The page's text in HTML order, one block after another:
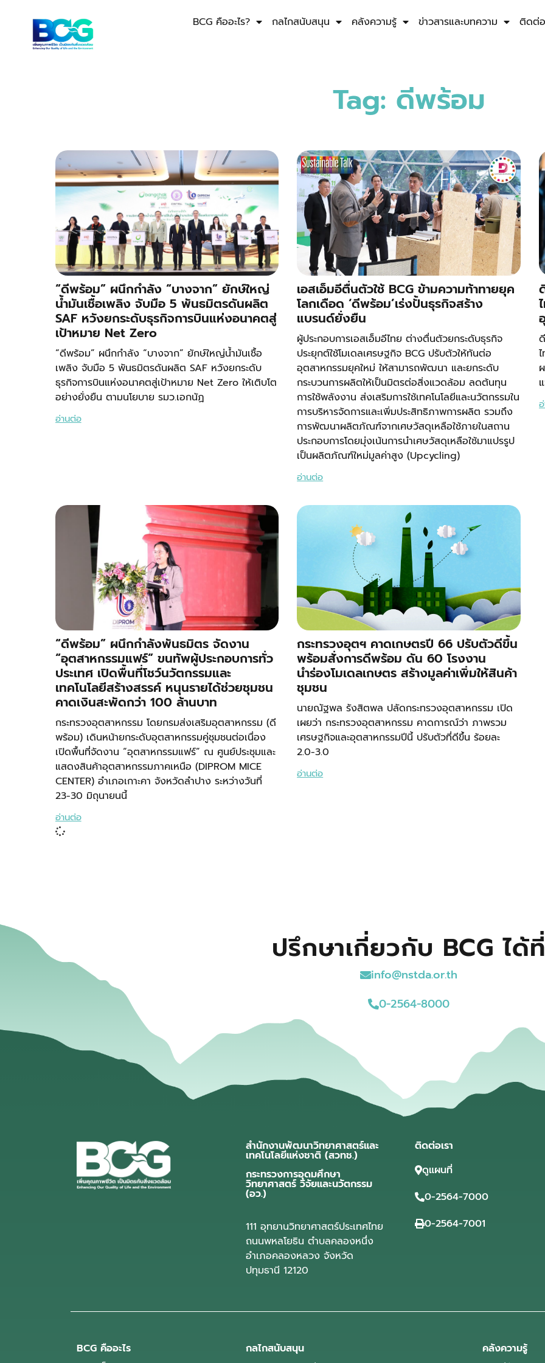
BCG คืออะไร? กลไกสนับสนุน คลังความรู้ ข่าวสารและบทความ ติดต่อ
Tag: ดีพร้อม
​“ดีพร้อม” ผนึกกำลัง “บางจาก” ยักษ์ใหญ่
น้ำมันเชื้อเพลิง จับมือ 5 พันธมิตรดันผลิต
SAF หวังยกระดับธุรกิจการบินแห่งอนาคตสู่
เป้าหมาย Net Zero
“ดีพร้อม” ผนึกกำลัง “บางจาก” ยักษ์ใหญ่น้ำมันเชื้อ
เพลิง จับมือ 5 พันธมิตรดันผลิต SAF หวังยกระดับ
ธุรกิจการบินแห่งอนาคตสู่เป้าหมาย Net Zero ให้เติบโต
อย่างยั่งยืน ตามนโยบาย รมว.เอกนัฏ
อ่านต่อ
เอสเอ็มอีตื่นตัวใช้ BCG ข้ามความท้าทายยุค
โลกเดือด ‘ดีพร้อม’เร่งปั้นธุรกิจสร้าง
แบรนด์ยั่งยืน
ผู้ประกอบการเอสเอ็มอีไทย ต่างตื่นตัวยกระดับธุรกิจ
ประยุกต์ใช้โมเดลเศรษฐกิจ BCG ปรับตัวให้ทันต่อ
อุตสาหกรรมยุคใหม่ ให้สามารถพัฒนา และยกระดับ
กระบวนการผลิตให้เป็นมิตรต่อสิ่งแวดล้อม ลดต้นทุน
การใช้พลังงาน ส่งเสริมการใช้เทคโนโลยีและนวัตกรรมใน
การบริหารจัดการและเพิ่มประสิทธิภาพการผลิต รวมถึง
การพัฒนาผลิตภัณฑ์จากเศษวัสดุเหลือใช้ภายในสถาน
ประกอบการโดยมุ่งเน้นการนำเศษวัสดุเหลือใช้มาแปรรูป
เป็นผลิตภัณฑ์ใหม่มูลค่าสูง (Upcycling)
อ่านต่อ
“ดีพร้อม” ผนึกกำลังพันธมิตร จัดงาน
“อุตสาหกรรมแฟร์” ขนทัพผู้ประกอบการทั่ว
ประเทศ เปิดพื้นที่โชว์นวัตกรรมและ
เทคโนโลยีสร้างสรรค์ หนุนรายได้ช่วยชุมชน
คาดเงินสะพัดกว่า 100 ล้านบาท
กระทรวงอุตสาหกรรม โดยกรมส่งเสริมอุตสาหกรรม (ดี
พร้อม) เดินหน้ายกระดับอุตสาหกรรมคู่ชุมชนต่อเนื่อง
เปิดพื้นที่จัดงาน “อุตสาหกรรมแฟร์” ณ ศูนย์ประชุมและ
แสดงสินค้าอุตสาหกรรมภาคเหนือ (DIPROM MICE
CENTER) อำเภอเกาะคา จังหวัดลำปาง ระหว่างวันที่
23-30 มิถุนายนนี้
อ่านต่อ
กระทรวงอุตฯ คาดเกษตรปี 66 ปรับตัวดีขึ้น
พร้อมสั่งการดีพร้อม ดัน 60 โรงงาน
นำร่องโมเดลเกษตร สร้างมูลค่าเพิ่มให้สินค้า
ชุมชน
นายณัฐพล รังสิตพล ปลัดกระทรวงอุตสาหกรรม เปิด
เผยว่า กระทรวงอุตสาหกรรม คาดการณ์ว่า ภาพรวม
เศรษฐกิจและอุตสาหกรรมปีนี้ ปรับตัวที่ดีขึ้น ร้อยละ
2.0-3.0
อ่านต่อ
ปรึกษาเกี่ยวกับ BCG ได้ที่
info@nstda.or.th
0-2564-8000
สำนักงานพัฒนาวิทยาศาสตร์และ
เทคโนโลยีแห่งชาติ (สวทช.)
กระทรวงการอุดมศึกษา
วิทยาศาสตร์ วิจัยและนวัตกรรม
(อว.)
111 อุทยานวิทยาศาสตร์ประเทศไทย
ถนนพหลโยธิน ตำบลคลองหนึ่ง
อำเภอคลองหลวง จังหวัด
ปทุมธานี 12120
ติดต่อเรา
ดูแผนที่
0-2564-7000
0-2564-7001
BCG คืออะไร
กลไกสนับสนุน
คลังความรู้